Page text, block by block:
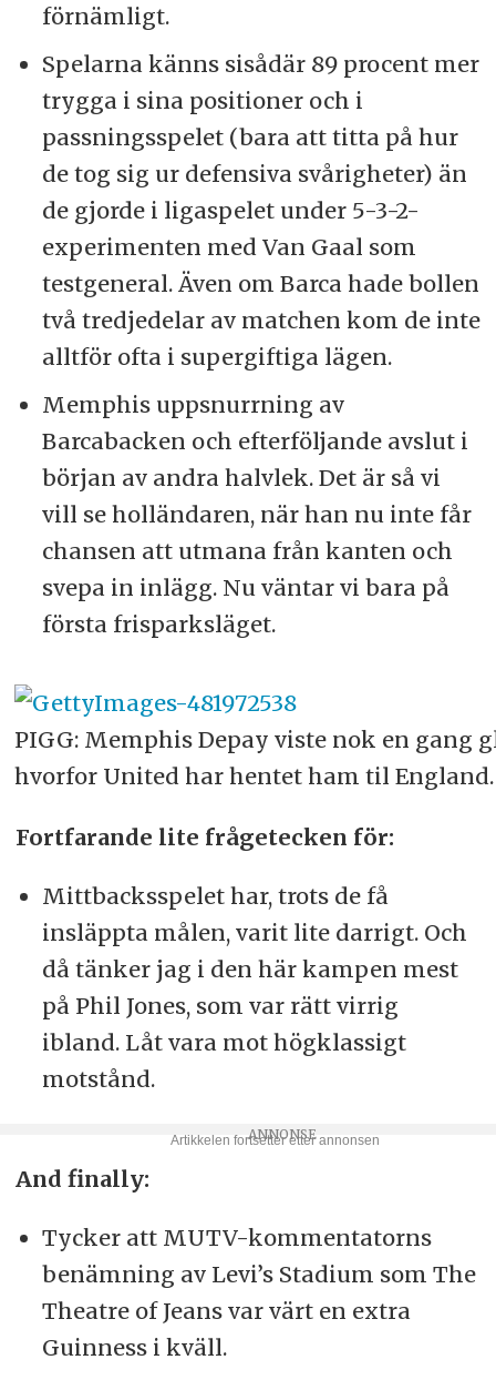
förnämligt.
Spelarna känns sisådär 89 procent mer
trygga i sina positioner och i
passningsspelet (bara att titta på hur
de tog sig ur defensiva svårigheter) än
de gjorde i ligaspelet under 5-3-2-
experimenten med Van Gaal som
testgeneral. Även om Barca hade bollen
två tredjedelar av matchen kom de inte
alltför ofta i supergiftiga lägen.
Memphis uppsnurrning av
Barcabacken och efterföljande avslut i
början av andra halvlek. Det är så vi
vill se holländaren, när han nu inte får
chansen att utmana från kanten och
svepa in inlägg. Nu väntar vi bara på
första frisparksläget.
PIGG: Memphis Depay viste nok en gang
hvorfor United har hentet ham til England.
Fortfarande lite frågetecken för:
Mittbacksspelet har, trots de få
insläppta målen, varit lite darrigt. Och
då tänker jag i den här kampen mest
på Phil Jones, som var rätt virrig
ibland. Låt vara mot högklassigt
motstånd.
And finally:
Tycker att MUTV-kommentatorns
benämning av Levi’s Stadium som The
Theatre of Jeans var värt en extra
Guinness i kväll.